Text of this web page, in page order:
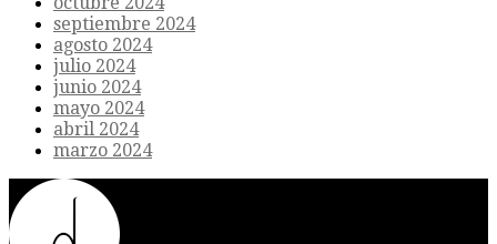
septiembre 2024
agosto 2024
julio 2024
junio 2024
mayo 2024
abril 2024
marzo 2024